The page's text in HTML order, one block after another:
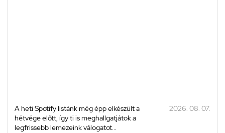
A heti Spotify listánk még épp elkészült a
hétvége előtt, így ti is meghallgatjátok a
legfrissebb lemezeink válogatot...
2026. 08. 07.